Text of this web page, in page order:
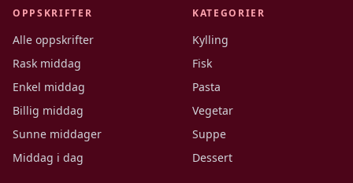
OPPSKRIFTER
Alle oppskrifter
Rask middag
Enkel middag
Billig middag
Sunne middager
Middag i dag
KATEGORIER
Kylling
Fisk
Pasta
Vegetar
Suppe
Dessert